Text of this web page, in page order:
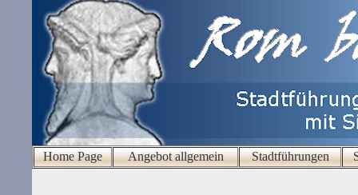
Home Page Angebot allgemein Stadtführungen